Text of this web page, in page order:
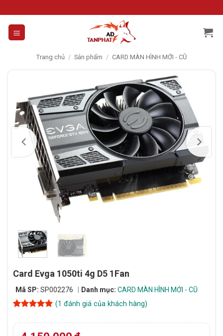
to
content
Trang chủ / Sản phẩm / CARD MÀN HÌNH MỚI - CŨ
Card Evga 1050ti 4g D5 1Fan
Mã SP: SP002276 Danh mục: CARD MÀN HÌNH MỚI - CŨ
dựa trên
đánh giá
(1 đánh giá của khách hàng)